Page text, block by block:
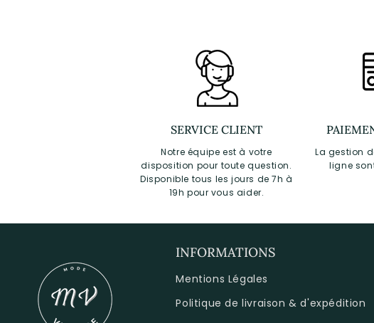
SERVICE CLIENT
Notre équipe est à votre
disposition pour toute question.
Disponible tous les jours de 7h à
19h pour vous aider.
La gestion
ligne
INFORMATIONS
Mentions Légales
Politique de livraison & d'expédition